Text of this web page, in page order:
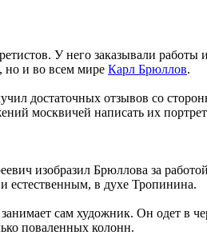
У него заказывали работы
но и во всем мире Карл Брюллов.
достаточных отзывов со
москвичей написать их
изобразил Брюллова за
естественным, в духе Тропинина.
сам художник. Он одет в
поваленных колонн.